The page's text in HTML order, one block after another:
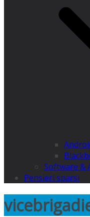
Software &
Pensieri sparsi